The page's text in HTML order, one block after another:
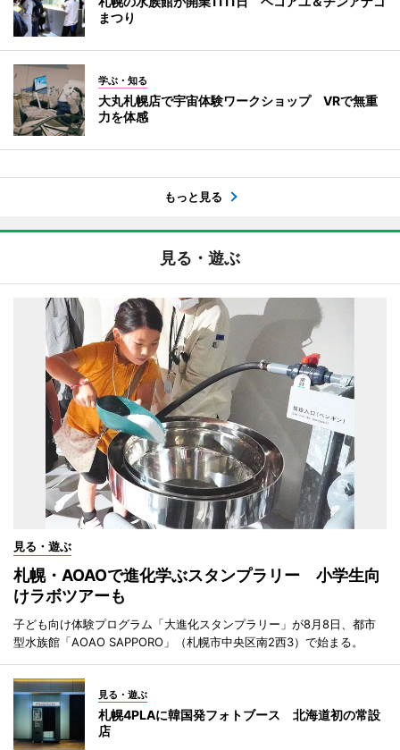
まつり
学ぶ・知る
大丸札幌店で宇宙体験ワークショップ VRで無重
力を体感
もっと見る
見る・遊ぶ
見る・遊ぶ
札幌・AOAOで進化学ぶスタンプラリー 小学生向
けラボツアーも
子ども向け体験プログラム「大進化スタンプラリー」が8月8日、都市
型水族館「AOAO SAPPORO」（札幌市中央区南2西3）で始まる。
見る・遊ぶ
札幌4PLAに韓国発フォトブース 北海道初の常設
店